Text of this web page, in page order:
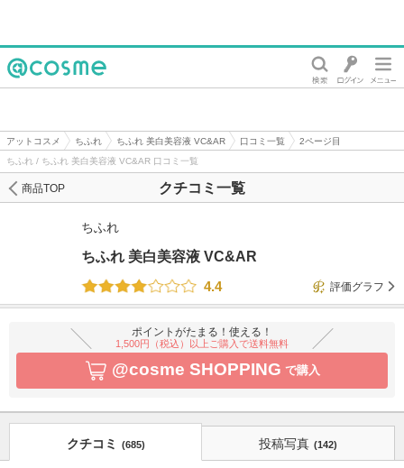
アットコスメ ちふれ ちふれ 美白美容液 VC&AR 口コミ一覧
2ページ目
ちふれ / ちふれ 美白美容液 VC&AR 口コミ一覧
クチコミ一覧
商品TOP
ちふれ
ちふれ 美白美容液 VC&AR
4.4
評価グラフ
ポイントがたまる！使える！
1,500円（税込）以上ご購入で送料無料
@cosme SHOPPING で購入
クチコミ (685) 投稿写真 (142)